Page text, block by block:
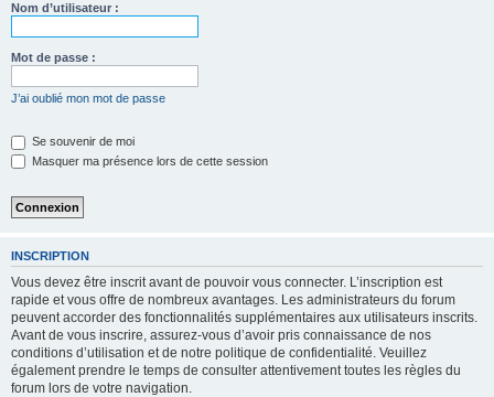
Nom d’utilisateur :
Mot de passe :
J’ai oublié mon mot de passe
Se souvenir de moi
Masquer ma présence lors de cette session
INSCRIPTION
Vous devez être inscrit avant de pouvoir vous connecter. L’inscription est
rapide et vous offre de nombreux avantages. Les administrateurs du forum
peuvent accorder des fonctionnalités supplémentaires aux utilisateurs inscrits.
Avant de vous inscrire, assurez-vous d’avoir pris connaissance de nos
conditions d’utilisation et de notre politique de confidentialité. Veuillez
également prendre le temps de consulter attentivement toutes les règles du
forum lors de votre navigation.